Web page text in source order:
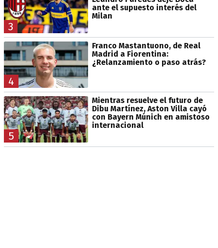
3
ante el supuesto interés del
Milan
4
Franco Mastantuono, de Real
Madrid a Fiorentina:
¿Relanzamiento o paso atrás?
5
Mientras resuelve el futuro de
Dibu Martínez, Aston Villa cayó
con Bayern Múnich en amistoso
internacional